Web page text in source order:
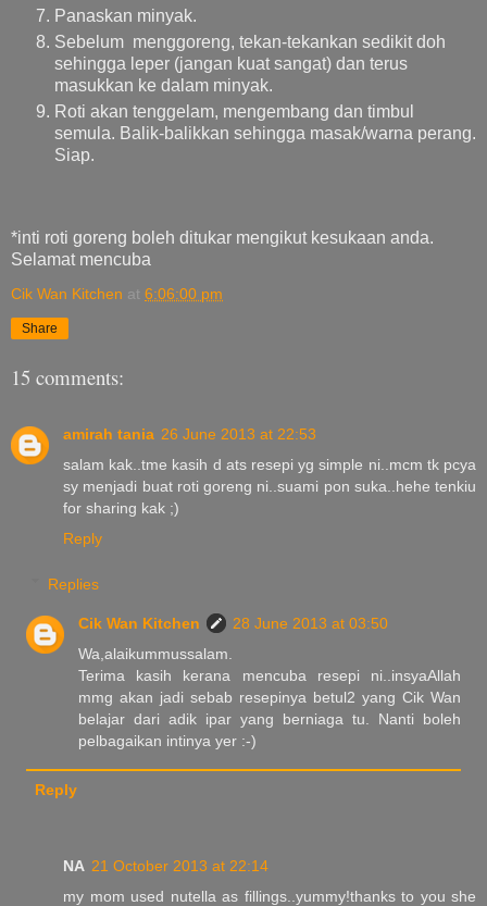
Panaskan minyak.
Sebelum menggoreng, tekan-tekankan sedikit doh
sehingga leper (jangan kuat sangat) dan terus
masukkan ke dalam minyak.
Roti akan tenggelam, mengembang dan timbul
semula. Balik-balikkan sehingga masak/warna perang.
Siap.
*inti roti goreng boleh ditukar mengikut kesukaan anda.
Selamat mencuba
Cik Wan Kitchen at 6:06:00 pm
Share
15 comments:
amirah tania 26 June 2013 at 22:53
salam kak..tme kasih d ats resepi yg simple ni..mcm tk pcya
sy menjadi buat roti goreng ni..suami pon suka..hehe tenkiu
for sharing kak ;)
Reply
Replies
Cik Wan Kitchen
28 June 2013 at 03:50
Wa,alaikummussalam.
Terima kasih kerana mencuba resepi ni..insyaAllah
mmg akan jadi sebab resepinya betul2 yang Cik Wan
belajar dari adik ipar yang berniaga tu. Nanti boleh
pelbagaikan intinya yer :-)
Reply
NA 21 October 2013 at 22:14
my mom used nutella as fillings..yummy!thanks to you she